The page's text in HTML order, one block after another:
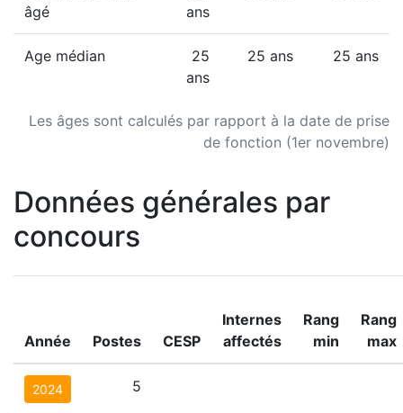
Les âges sont calculés par rapport à la date de prise
de fonction (1er novembre)
âgé
ans
Age médian
25
ans
25 ans 25 ans
Données générales par
concours
Année Postes CESP
Internes
affectés
Rang
min
Rang
max
2024 5